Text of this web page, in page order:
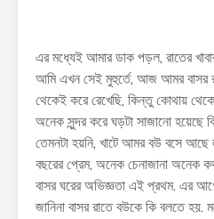
এর মধ্যেই আমার ডাক পড়ল, রাতের
আমি এখন সেই মুহুর্তে, আজ আমর বাসর
থেকেই করে রেখেছি, কিন্তু কোথায়
অনেক সুন্দর করে ঘড়টা সাজানো হয়েছে
তেমনটা হয়নি, খাটে আমর বউ বসে আছে
বছরের প্রেম, অনেক চেনাজানা অনেক
বাসর ঘরের অভিজ্ঞতা এই প্রথম. এর
জানিনা বাসর রাতে বউকে কি বলতে হয়.